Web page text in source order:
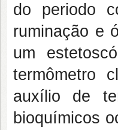
do periodo
ruminação e
um
termômetro
auxílio de
bioquímicos